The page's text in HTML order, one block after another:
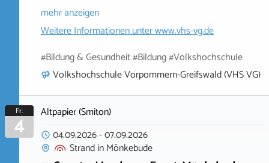
mehr anzeigen
Weitere Informationen unterwww.vhs-vg.de
#Bildung & Gesundheit #Bildung #Volkshochschule
Volkshochschule Vorpommern-Greifswald (VHS VG)
Fr.
4
Altpapier (Smiton)
04.09.2026-07.09.2026
StrandinMönkebude